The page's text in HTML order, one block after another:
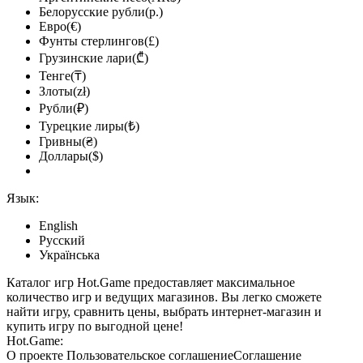
Белорусские рубли(р.)
Евро(€)
Фунты стерлингов(£)
Грузинские лари(₾)
Тенге(₸)
Злоты(zł)
Рубли(₽)
Турецкие лиры(₺)
Гривны(₴)
Доллары($)
Язык:
English
Русский
Українська
Каталог игр Hot.Game предоставляет максимальное
количество игр и ведущих магазинов. Вы легко сможете
найти игру, сравнить цены, выбрать интернет-магазин и
купить игру по выгодной цене!
Hot.Game:
О проекте Пользовательское соглашениеСоглашение